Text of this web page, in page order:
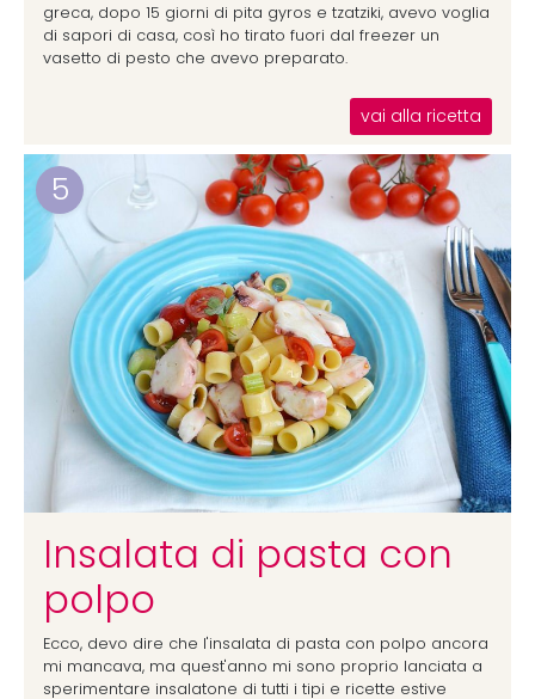
greca, dopo 15 giorni di pita gyros e tzatziki, avevo voglia
di sapori di casa, così ho tirato fuori dal freezer un
vasetto di pesto che avevo preparato.
vai alla ricetta
5
Insalata di pasta con
polpo
Ecco, devo dire che l'insalata di pasta con polpo ancora
mi mancava, ma quest'anno mi sono proprio lanciata a
sperimentare insalatone di tutti i tipi e ricette estive